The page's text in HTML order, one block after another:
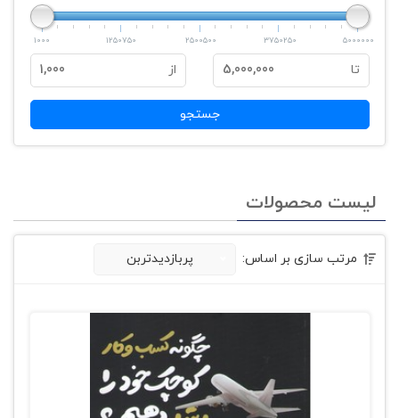
1000 1250750 2500500 3750250 5000000
تا 5,000,000 از 1,000
جستجو
لیست محصولات
مرتب سازی بر اساس: پربازدیدتربن